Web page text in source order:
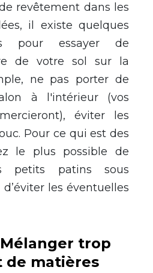
revêtement dans les
il existe quelques
pour essayer de
de votre sol sur la
ne pas porter de
à l'intérieur (vos
éviter les
Pour ce qui est des
le plus possible de
petits patins sous
les éventuelles
trop
de matières